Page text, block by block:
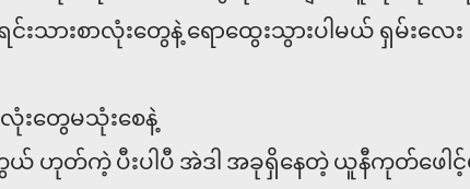
းသားစာလုံးတွေနဲ့ ရောထွေးသွားပါမယ် ရှမ်းလေး
းတွေမသုံးစေနဲ့
ယ် ဟုတ်ကဲ့ ပီးပါပီ အဲဒါ အခုရှိနေတဲ့ ယူနီကုတ်ဖေါင့်